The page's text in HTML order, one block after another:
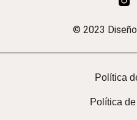
© 2023
Política
Política